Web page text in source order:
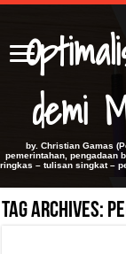
demi
by. Christian Gamas
pemerintahan, pengadaan
ringkas – tulisan singkat –
Tag Archives: